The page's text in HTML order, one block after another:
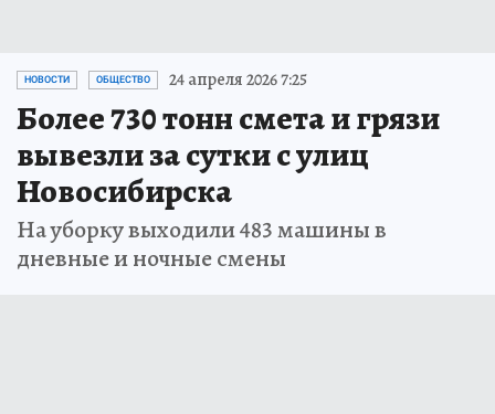
НОВОСТИ ОБЩЕСТВО 24 апреля 2026 7:25
Более 730 тонн смета и грязи
вывезли за сутки с улиц
Новосибирска
На уборку выходили 483 машины в
дневные и ночные смены